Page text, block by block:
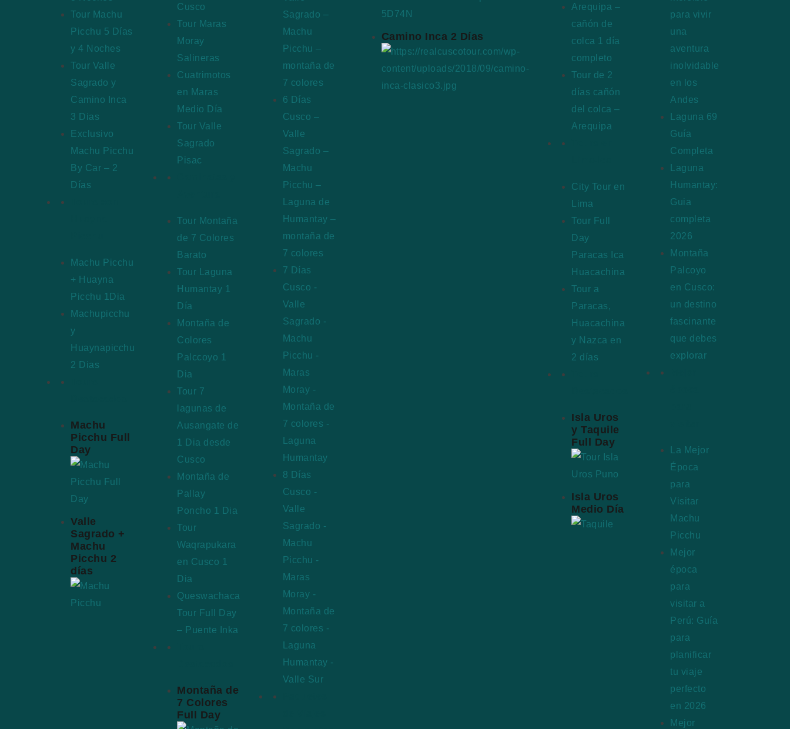
Tour Machu
Picchu 5 Días
y 4 Noches
Tour Valle
Sagrado y
Camino Inca
3 Dias
Exclusivo
Machu Picchu
By Car – 2
Días
Machu Picchu
+ Huayna
Picchu 1Dia
Machupicchu
y
Huaynapicchu
2 Dias
Machu
Picchu Full
Day
Valle
Sagrado +
Machu
Picchu 2
días
Cusco
Tour Maras
Moray
Salineras
Cuatrimotos
en Maras
Medio Día
Tour Valle
Sagrado
Pisac
Tour Montaña
de 7 Colores
Barato
Tour Laguna
Humantay 1
Día
Montaña de
Colores
Palccoyo 1
Dia
Tour 7
lagunas de
Ausangate de
1 Dia desde
Cusco
Montaña de
Pallay
Poncho 1 Dia
Tour
Waqrapukara
en Cusco 1
Dia
Queswachaca
Tour Full Day
– Puente Inka
Montaña de
7 Colores
Full Day
Sagrado –
Machu
Picchu –
montaña de
7 colores
6 Días
Cusco –
Valle
Sagrado –
Machu
Picchu –
Laguna de
Humantay –
montaña de
7 colores
7 Días
Cusco -
Valle
Sagrado -
Machu
Picchu -
Maras
Moray -
Montaña de
7 colores -
Laguna
Humantay
8 Días
Cusco -
Valle
Sagrado -
Machu
Picchu -
Maras
Moray -
Montaña de
7 colores -
Laguna
Humantay -
Valle Sur
Camino Inca 2 Días
Arequipa –
cañón de
colca 1 día
completo
Tour de 2
días cañón
del colca –
Arequipa
City Tour en
Lima
Tour Full
Day
Paracas Ica
Huacachina
Tour a
Paracas,
Huacachina
y Nazca en
2 días
Isla Uros
y Taquile
Full Day
Isla Uros
Medio Día
para vivir
una
aventura
inolvidable
en los
Andes
Laguna 69
Guía
Completa
Laguna
Humantay:
Guia
completa
2026
Montaña
Palcoyo
en Cusco:
un destino
fascinante
que debes
explorar
La Mejor
Época
para
Visitar
Machu
Picchu
Mejor
época
para
visitar a
Perú: Guía
para
planificar
tu viaje
perfecto
en 2026
Mejor